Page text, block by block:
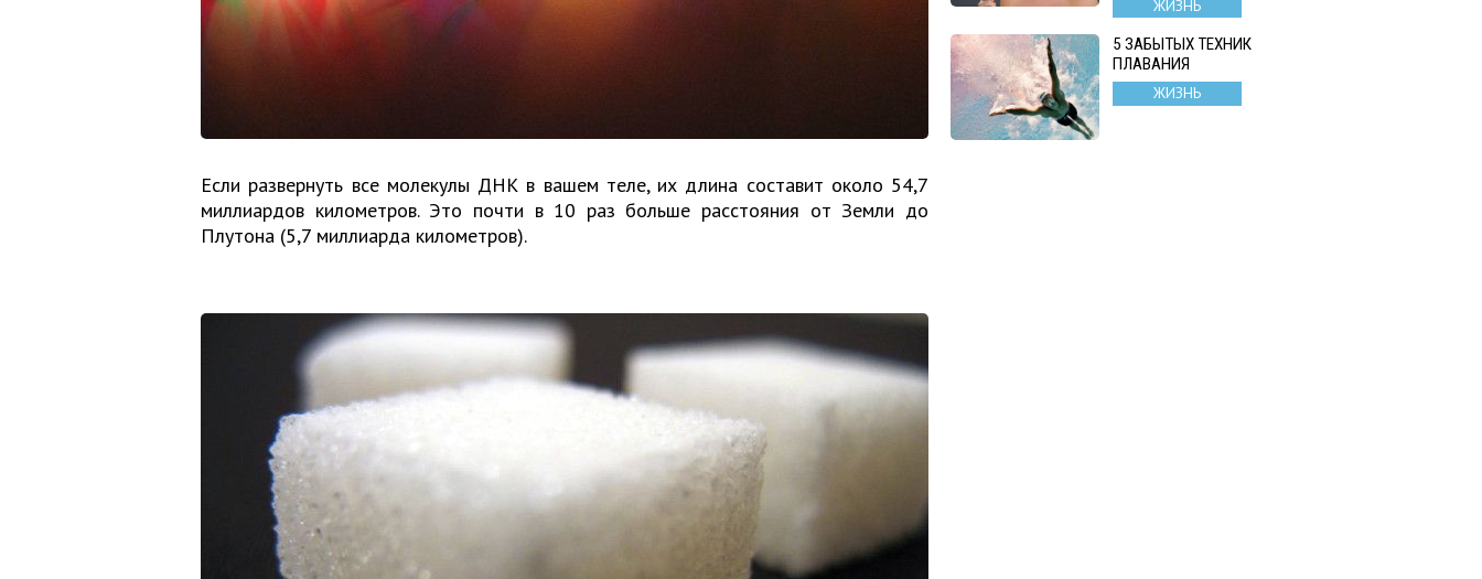
Если развернуть все молекулы ДНК в вашем теле, их длина составит около 54,7
миллиардов километров. Это почти в 10 раз больше расстояния от Земли до
Плутона (5,7 миллиарда километров).
ЖИЗНЬ
5 ЗАБЫТЫХ ТЕХНИК
ПЛАВАНИЯ
ЖИЗНЬ